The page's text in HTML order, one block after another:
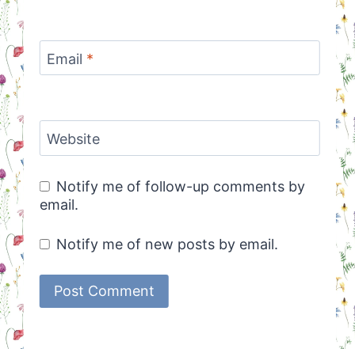
Email *
Website
Notify me of follow-up comments by
email.
Notify me of new posts by email.